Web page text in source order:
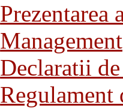
Management
Declaratii
Regulament